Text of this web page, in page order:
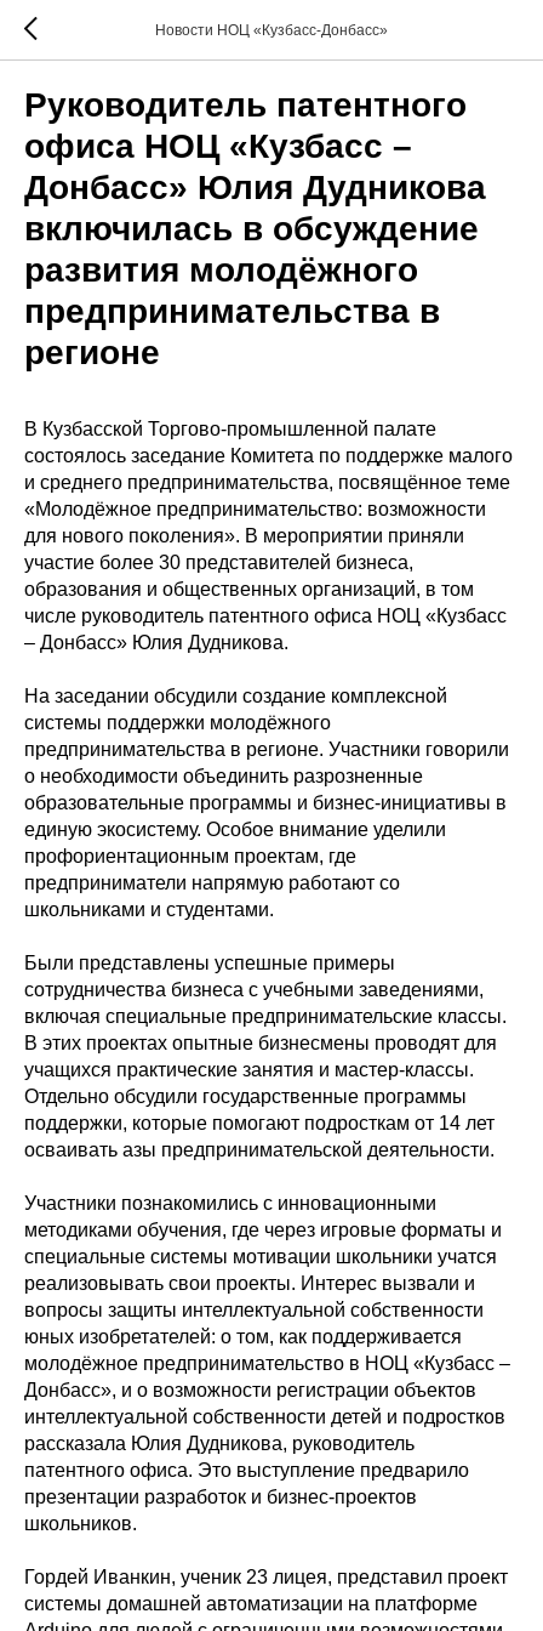
Новости НОЦ «Кузбасс-Донбасс»
Руководитель патентного
офиса НОЦ «Кузбасс –
Донбасс» Юлия Дудникова
включилась в обсуждение
развития молодёжного
предпринимательства в
регионе
В Кузбасской Торгово-промышленной палате
состоялось заседание Комитета по поддержке малого
и среднего предпринимательства, посвящённое теме
«Молодёжное предпринимательство: возможности
для нового поколения». В мероприятии приняли
участие более 30 представителей бизнеса,
образования и общественных организаций, в том
числе руководитель патентного офиса НОЦ «Кузбасс
– Донбасс» Юлия Дудникова.
На заседании обсудили создание комплексной
системы поддержки молодёжного
предпринимательства в регионе. Участники говорили
о необходимости объединить разрозненные
образовательные программы и бизнес-инициативы в
единую экосистему. Особое внимание уделили
профориентационным проектам, где
предприниматели напрямую работают со
школьниками и студентами.
Были представлены успешные примеры
сотрудничества бизнеса с учебными заведениями,
включая специальные предпринимательские классы.
В этих проектах опытные бизнесмены проводят для
учащихся практические занятия и мастер-классы.
Отдельно обсудили государственные программы
поддержки, которые помогают подросткам от 14 лет
осваивать азы предпринимательской деятельности.
Участники познакомились с инновационными
методиками обучения, где через игровые форматы и
специальные системы мотивации школьники учатся
реализовывать свои проекты. Интерес вызвали и
вопросы защиты интеллектуальной собственности
юных изобретателей: о том, как поддерживается
молодёжное предпринимательство в НОЦ «Кузбасс –
Донбасс», и о возможности регистрации объектов
интеллектуальной собственности детей и подростков
рассказала Юлия Дудникова, руководитель
патентного офиса. Это выступление предварило
презентации разработок и бизнес-проектов
школьников.
Гордей Иванкин, ученик 23 лицея, представил проект
системы домашней автоматизации на платформе